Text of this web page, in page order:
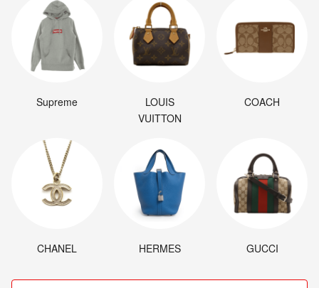
Supreme
LOUIS
VUITTON
COACH
CHANEL HERMES GUCCI